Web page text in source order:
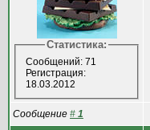
Статистика:
Сообщений: 71
Регистрация:
18.03.2012
Сообщение # 1